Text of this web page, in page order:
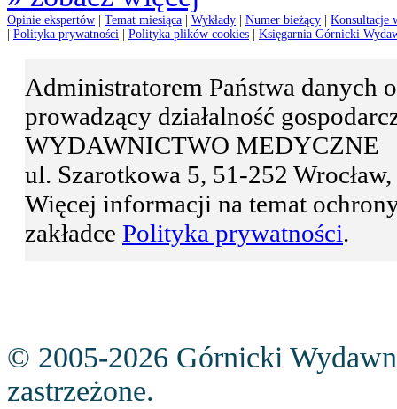
Opinie ekspertów Temat miesiąca Wykłady Numer bieżący
Konsultacje
Polityka prywatności Polityka plików cookies Księgarnia Górnicki
Administratorem Państwa
prowadzący działalność
WYDAWNICTWO MEDYCZNE
ul. Szarotkowa 5, 51-252
Więcej informacji na temat
zakładce Polityka prywatności.
© 2005-2026 Górnicki
zastrzeżone.